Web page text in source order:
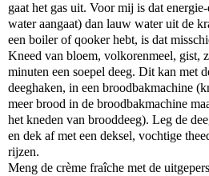
gaat het gas uit. Voor mij is dat
water aangaat) dan lauw water uit de
een boiler of qooker hebt, is dat
Kneed van bloem, volkorenmeel, gist,
minuten een soepel deeg. Dit kan met
deeghaken, in een broodbakmachine
meer brood in de broodbakmachine
het kneden van brooddeeg). Leg de
en dek af met een deksel, vochtige
rijzen.
Meng de crème fraîche met de